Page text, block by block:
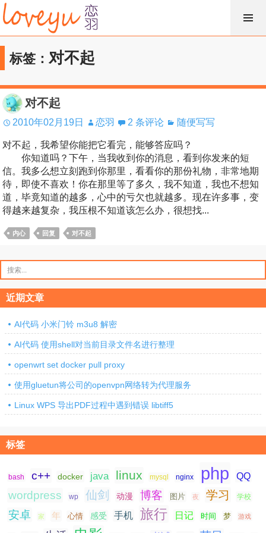
跳
过
内
容标签： 对不起
对不起
2010年02月19日 恋羽 2 条评论 随便写写
对不起，我希望你能把它看完，能够答应吗？
你知道吗？下午，当我收到你的消息，看到你发来的短
信。我多么想立刻跑到你那里，看看你的那份礼物，非常地期
待，即使不喜欢！你在那里等了多久，我不知道，我也不想知
道，毕竟知道的越多，心中的亏欠也就越多。现在许多事，变
得越来越复杂，我压根不知道该怎么办，很想找...
内心 回复 对不起
索：
近期文章
AI代码 小米门铃 m3u8 解密
AI代码 使用shell对当前目录文件名进行整理
openwrt set docker pull proxy
使用gluetun将公司的openvpn网络转为代理服务
Linux WPS 导出PDF过程中遇到错误 libtiff5
标签
bash c++ docker java linux mysql nginx php QQ
wordpress wp 仙剑 动漫 博客 图片 夜 学习 学校
安卓 家 年 心情 感受 手机 旅行 日记 时间 梦 游戏